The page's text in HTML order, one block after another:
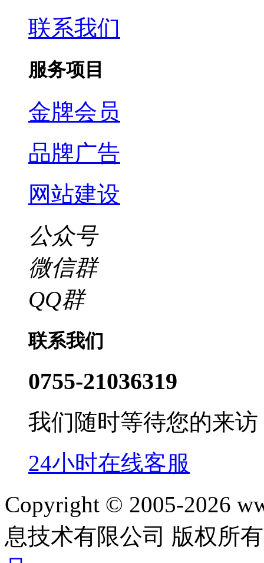
联系我们
服务项目
金牌会员
品牌广告
网站建设
公众号
微信群
QQ群
联系我们
0755-21036319
我们随时等待您的来访
24小时在线客服
Copyright © 2005-2026
息技术有限公司 版权所